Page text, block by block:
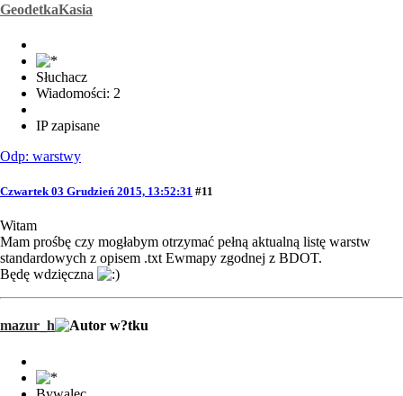
GeodetkaKasia
Słuchacz
Wiadomości: 2
IP zapisane
Odp: warstwy
Czwartek 03 Grudzień 2015, 13:52:31 #11
Witam
Mam prośbę czy mogłabym otrzymać pełną aktualną listę warstw
standardowych z opisem .txt Ewmapy zgodnej z BDOT.
Będę wdzięczna
mazur_h